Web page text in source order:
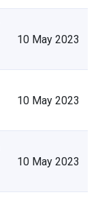
10 May 2023
10 May 2023
10 May 2023